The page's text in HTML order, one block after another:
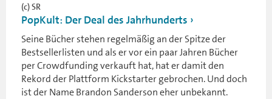
(c) SR
PopKult: Der Deal des Jahrhunderts
Seine Bücher stehen regelmäßig an der Spitze der
Bestsellerlisten und als er vor ein paar Jahren Bücher
per Crowdfunding verkauft hat, hat er damit den
Rekord der Plattform Kickstarter gebrochen. Und doch
ist der Name Brandon Sanderson eher unbekannt.